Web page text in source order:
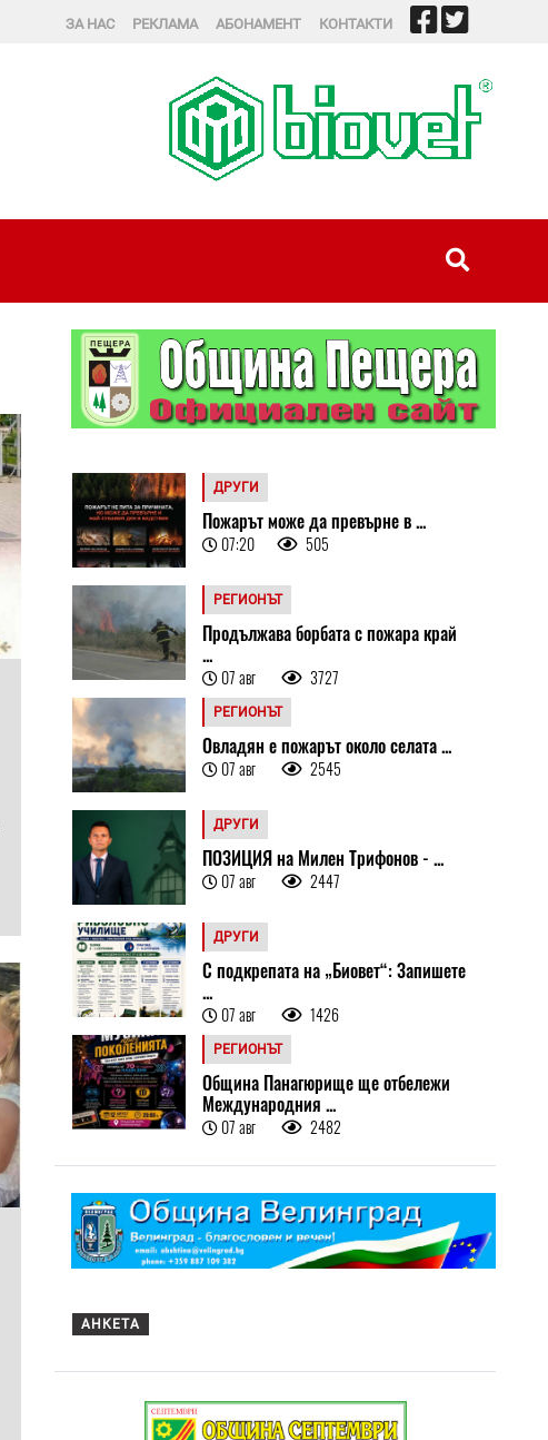
ЗА НАС РЕКЛАМА АБОНАМЕНТ КОНТАКТИ
ДРУГИ
Пожарът може да превърне в ...
07:20 505
РЕГИОНЪТ
Продължава борбата с пожара край
...
07 авг 3727
РЕГИОНЪТ
Овладян е пожарът около селата ...
07 авг 2545
ДРУГИ
ПОЗИЦИЯ на Милен Трифонов - ...
07 авг 2447
ДРУГИ
С подкрепата на „Биовет“: Запишете
...
07 авг 1426
РЕГИОНЪТ
Община Панагюрище ще отбележи
Международния ...
07 авг 2482
АНКЕТА